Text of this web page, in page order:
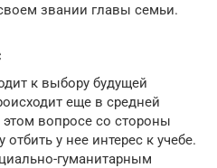
звании главы семьи.
к выбору будущей
еще в средней
вопросе со стороны
у нее интерес к учебе.
гуманитарным